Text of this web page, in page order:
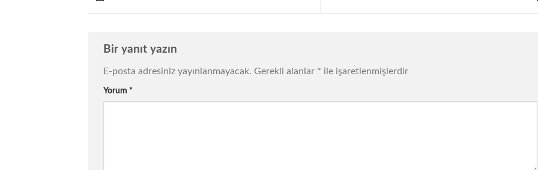
Bir yanıt yazın
E-posta adresiniz yayınlanmayacak. Gerekli alanlar * ile işaretlenmişlerdir
Yorum *